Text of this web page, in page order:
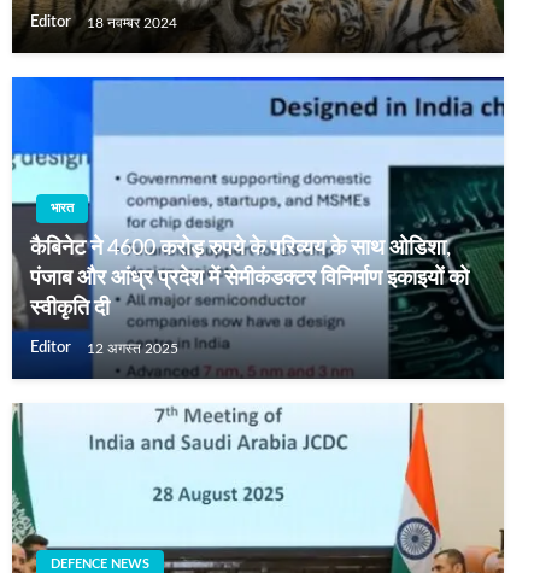
Editor 18 नवम्बर 2024
भारत
कैबिनेट ने 4600 करोड़ रुपये के परिव्यय के साथ ओडिशा,
पंजाब और आंध्र प्रदेश में सेमीकंडक्टर विनिर्माण इकाइयों को
स्वीकृति दी
Editor 12 अगस्त 2025
DEFENCE NEWS